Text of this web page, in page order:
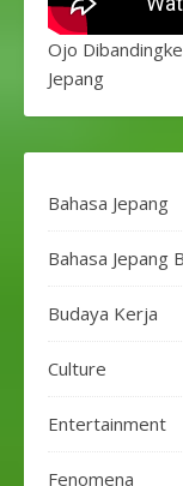
Ojo
Jepang
Bahasa Jepang
Bahasa Jepang
Budaya Kerja
Culture
Entertainment
Fenomena